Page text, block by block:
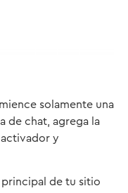
solamente una
de chat, agrega la
y
principal de tu sitio